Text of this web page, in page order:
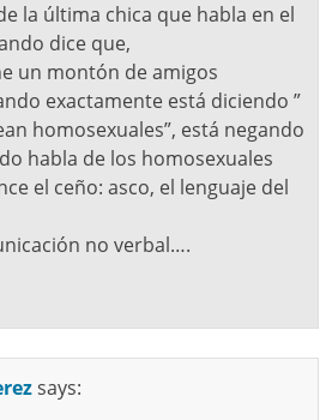
la última chica que habla en el
dice que,
un montón de amigos
exactamente está diciendo ”
homosexuales”, está negando
habla de los homosexuales
el ceño: asco, el lenguaje del
no verbal….
says: